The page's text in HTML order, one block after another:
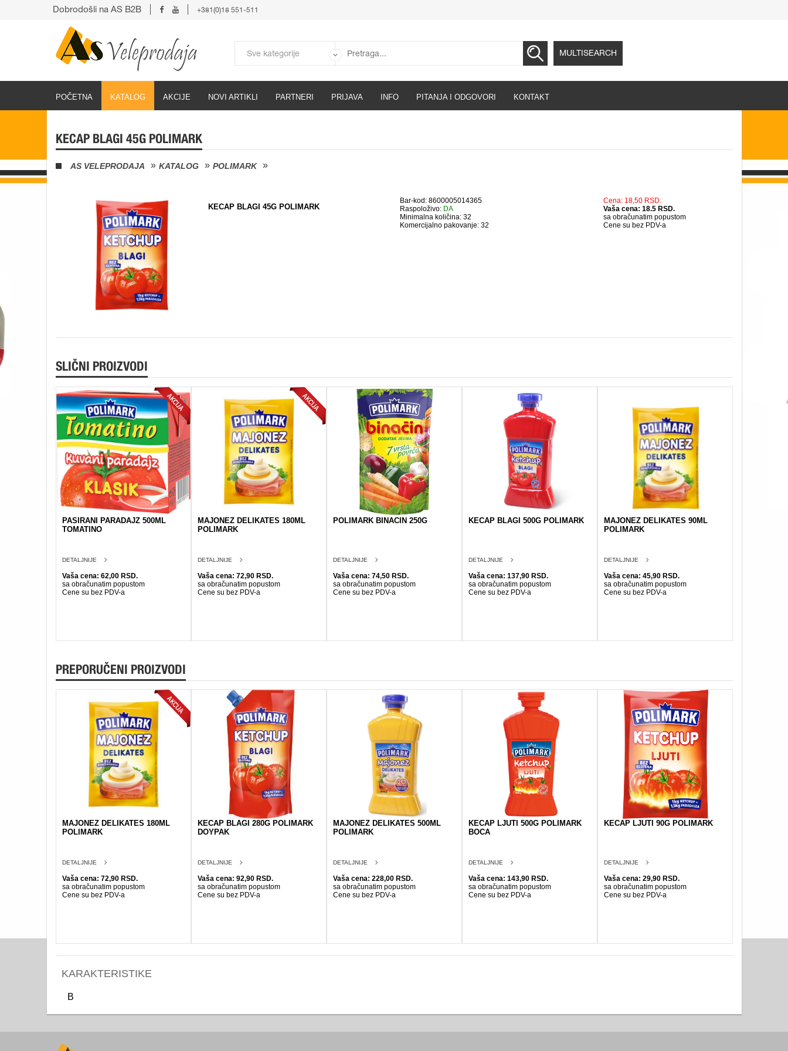
POČETNA KATALOG AKCIJE NOVI ARTIKLI PARTNERI PRIJAVA INFO PITANJA I ODGOVORI KONTAKT
Dobrodošli na AS B2B +381(0)18 551-511
MULTISEARCH
KECAP BLAGI 45G POLIMARK
AS VELEPRODAJA KATALOG POLIMARK
KECAP BLAGI 45G POLIMARK
Bar-kod: 8600005014365
Raspoloživo: DA
Minimalna količina: 32
Komercijalno pakovanje: 32
Cena: 18,50 RSD.
Vaša cena: 18.5 RSD.
sa obračunatim popustom
Cene su bez PDV-a
SLIČNI PROIZVODI
PASIRANI PARADAJZ 500ML
TOMATINO
DETALJNIJE
Vaša cena: 62,00 RSD.
sa obračunatim popustom
Cene su bez PDV-a
MAJONEZ DELIKATES 180ML
POLIMARK
DETALJNIJE
Vaša cena: 72,90 RSD.
sa obračunatim popustom
Cene su bez PDV-a
POLIMARK BINACIN 250G
DETALJNIJE
Vaša cena: 74,50 RSD.
sa obračunatim popustom
Cene su bez PDV-a
KECAP BLAGI 500G POLIMARK
DETALJNIJE
Vaša cena: 137,90 RSD.
sa obračunatim popustom
Cene su bez PDV-a
MAJONEZ DELIKATES 90ML
POLIMARK
DETALJNIJE
Vaša cena: 45,90 RSD.
sa obračunatim popustom
Cene su bez PDV-a
PREPORUČENI PROIZVODI
MAJONEZ DELIKATES 180ML
POLIMARK
DETALJNIJE
Vaša cena: 72,90 RSD.
sa obračunatim popustom
Cene su bez PDV-a
KECAP BLAGI 280G POLIMARK
DOYPAK
DETALJNIJE
Vaša cena: 92,90 RSD.
sa obračunatim popustom
Cene su bez PDV-a
MAJONEZ DELIKATES 500ML
POLIMARK
DETALJNIJE
Vaša cena: 228,00 RSD.
sa obračunatim popustom
Cene su bez PDV-a
KECAP LJUTI 500G POLIMARK
BOCA
DETALJNIJE
Vaša cena: 143,90 RSD.
sa obračunatim popustom
Cene su bez PDV-a
KECAP LJUTI 90G POLIMARK
DETALJNIJE
Vaša cena: 29,90 RSD.
sa obračunatim popustom
Cene su bez PDV-a
KARAKTERISTIKE
B